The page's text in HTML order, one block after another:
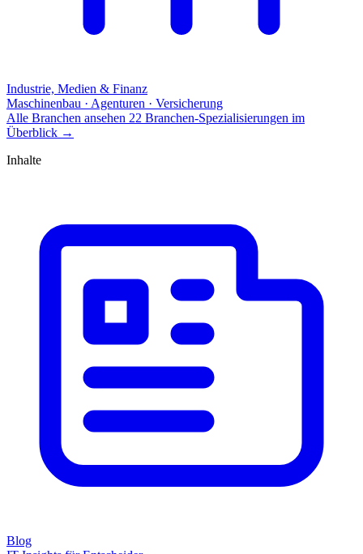
Industrie, Medien & Finanz
Maschinenbau · Agenturen · Versicherung
Alle Branchen ansehen 22 Branchen-Spezialisierungen im
Überblick →
Inhalte
Blog